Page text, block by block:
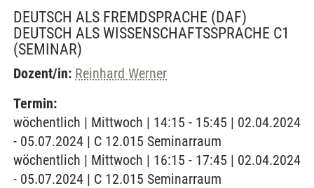
DEUTSCH ALS FREMDSPRACHE (DAF)
DEUTSCH ALS WISSENSCHAFTSSPRACHE C1
(SEMINAR)
Dozent/in: Reinhard Werner
Termin:
wöchentlich | Mittwoch | 14:15 - 15:45 | 02.04.2024
- 05.07.2024 | C 12.015 Seminarraum
wöchentlich | Mittwoch | 16:15 - 17:45 | 02.04.2024
- 05.07.2024 | C 12.015 Seminarraum